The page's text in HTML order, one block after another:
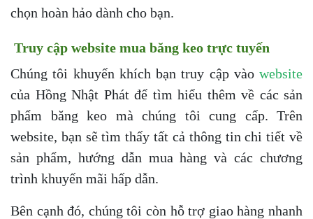
chọn hoàn hảo dành cho bạn.
Truy cập website mua băng keo trực tuyến
Chúng tôi khuyến khích bạn truy cập vào website
của Hồng Nhật Phát để tìm hiểu thêm về các sản
phẩm băng keo mà chúng tôi cung cấp. Trên
website, bạn sẽ tìm thấy tất cả thông tin chi tiết về
sản phẩm, hướng dẫn mua hàng và các chương
trình khuyến mãi hấp dẫn.
Bên cạnh đó, chúng tôi còn hỗ trợ giao hàng nhanh